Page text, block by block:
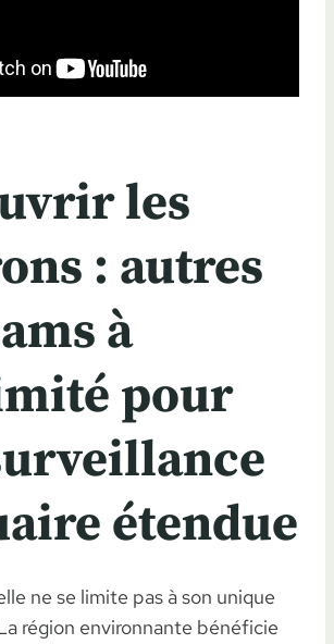
les
: autres
à
pour
étendue
ne se limite pas à son unique
région environnante bénéficie